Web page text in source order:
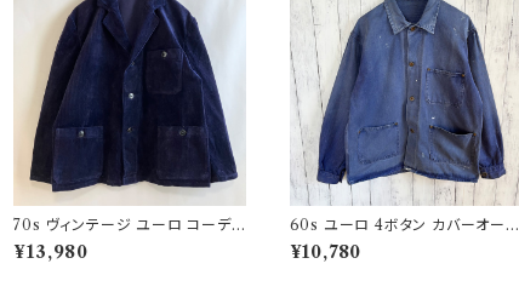
70s ヴィンテージ ユーロ コーデュ
ロイ セットアップ ビンテージ
¥13,980
60s ユーロ 4ボタン カバーオール
ワークジャケット 月桂樹ボタン ヴ
ィンテージ
¥10,780